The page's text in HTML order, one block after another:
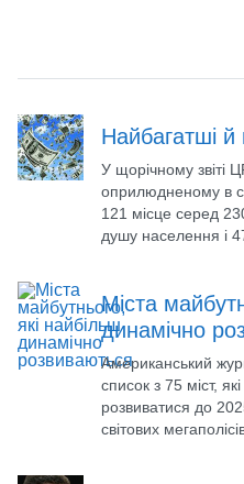
Найбагатші й
У щорічному
оприлюдненому в
121 місце серед
душу населення і
Міста
динамічно
Американський
список з 75 міст,
розвиватися до
світових